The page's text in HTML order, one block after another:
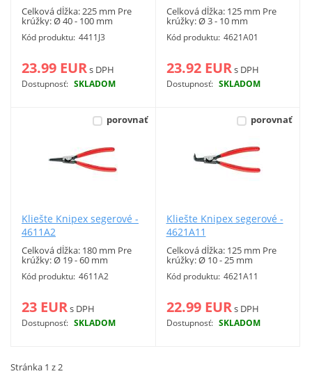
Celková dĺžka: 225 mm Pre
krúžky: Ø 40 - 100 mm
Kód produktu: 4411J3
23.99 EURs DPH
Dostupnosť: SKLADOM
Viac info
Celková dĺžka: 125 mm Pre
krúžky: Ø 3 - 10 mm
Kód produktu: 4621A01
23.92 EURs DPH
Dostupnosť: SKLADOM
Viac info
porovnať
Kliešte Knipex segerové -
4611A2
Celková dĺžka: 180 mm Pre
krúžky: Ø 19 - 60 mm
Kód produktu: 4611A2
23 EURs DPH
Dostupnosť: SKLADOM
Viac info
porovnať
Kliešte Knipex segerové -
4621A11
Celková dĺžka: 125 mm Pre
krúžky: Ø 10 - 25 mm
Kód produktu: 4621A11
22.99 EURs DPH
Dostupnosť: SKLADOM
Viac info
Stránka 1 z 2